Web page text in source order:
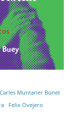
Carles Muntaner Bonet
Felix Ovejero